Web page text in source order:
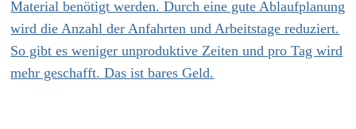
Material benötigt werden. Durch eine gute Ablaufplanung
wird die Anzahl der Anfahrten und Arbeitstage reduziert.
So gibt es weniger unproduktive Zeiten und pro Tag wird
mehr geschafft. Das ist bares Geld.